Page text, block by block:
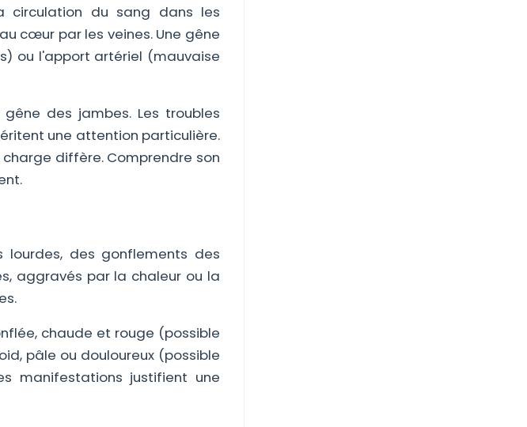
circulation du sang dans les
cœur par les veines. Une gêne
ou l'apport artériel (mauvaise
des jambes. Les troubles
une attention particulière.
diffère. Comprendre son
lourdes, des gonflements des
aggravés par la chaleur ou la
chaude et rouge (possible
pâle ou douloureux (possible
manifestations justifient une